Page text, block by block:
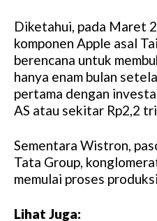
Diketahui, pada Maret
komponen Apple asal
berencana untuk
hanya enam bulan
pertama dengan
AS atau sekitar Rp2,2
Sementara Wistron,
Tata Group,
memulai proses
Lihat Juga: